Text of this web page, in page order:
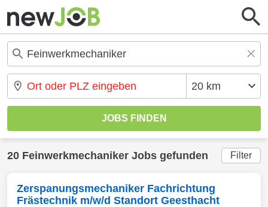
20 Feinwerkmechaniker Jobs gefunden Filter
Zerspanungsmechaniker Fachrichtung
Frästechnik m/w/d Standort Geesthacht